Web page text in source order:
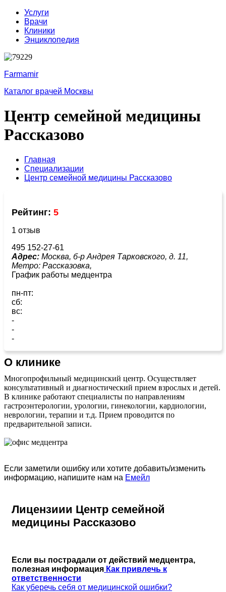
Услуги
Врачи
Клиники
Энциклопедия
Farmamir
Каталог врачей Москвы
Центр семейной медицины
Рассказово
Главная
Специализации
Центр семейной медицины Рассказово
Рейтинг: 5
1 отзыв
495 152-27-61
Адрес: Москва, б-р Андрея Тарковского, д. 11,
Метро: Рассказовка,
График работы медцентра
пн-пт:
сб:
вс:
-
-
-
О клинике
Многопрофильный медицинский центр. Осуществляет
консультативный и диагностический прием взрослых и детей.
В клинике работают специалисты по направлениям
гастроэнтерологии, урологии, гинекологии, кардиологии,
неврологии, терапии и т.д. Прием проводится по
предварительной записи.
Если заметили ошибку или хотите добавить/изменить
информацию, напишите нам на Емейл
Лицензиии Центр семейной
медицины Рассказово
Если вы пострадали от действий медцентра,
полезная информация Как привлечь к
ответственности
Как уберечь себя от медицинской ошибки?